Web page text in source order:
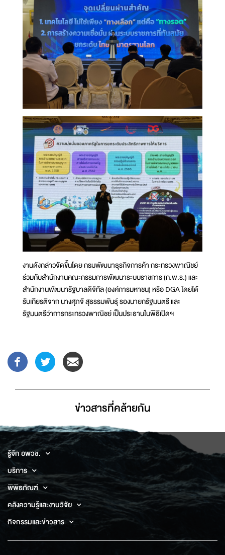
งานดังกล่าวจัดขึ้นโดย กรมพัฒนาธุรกิจการค้า กระทรวงพาณิชย์
ร่วมกับสำนักงานคณะกรรมการพัฒนาระบบราชการ (ก.พ.ร.) และ
สำนักงานพัฒนารัฐบาลดิจิทัล (องค์การมหาชน) หรือ DGA โดยได้
รับเกียรติจาก นางศุภจี สุธรรมพันธุ์ รองนายกรัฐมนตรี และ
รัฐมนตรีว่าการกระทรวงพาณิชย์ เป็นประธานในพิธีเปิดฯ
ข่าวสารที่่คล้ายกัน
รู้จัก อพวช.
บริการ
พิพิธภัณฑ์
คลังความรู้และงานวิจัย
กิจกรรมและข่าวสาร